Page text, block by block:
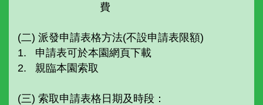
費
(二) 派發申請表格方法(不設申請表限額)
申請表可於本園網頁下載
親臨本園索取
(三) 索取申請表格日期及時段：